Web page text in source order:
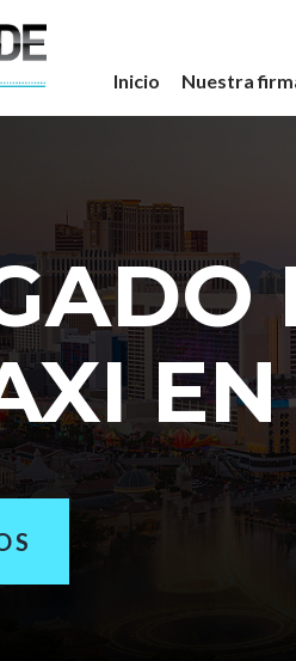
Inicio Nuestra
with De
you are consenting to receive marketing
to receive emails at any time by using the